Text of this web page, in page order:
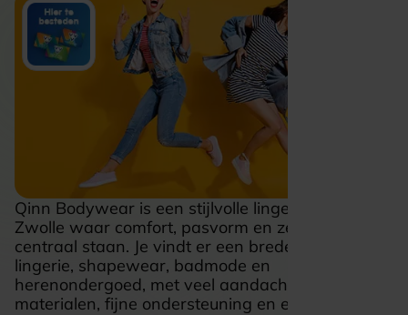
Qinn Bodywear is een stijlvolle lingeriewinkel in
Zwolle waar comfort, pasvorm en zelfvertrouwen
centraal staan. Je vindt er een brede collectie
lingerie, shapewear, badmode en
herenondergoed, met veel aandacht voor mooie
materialen, fijne ondersteuning en een verzorgde